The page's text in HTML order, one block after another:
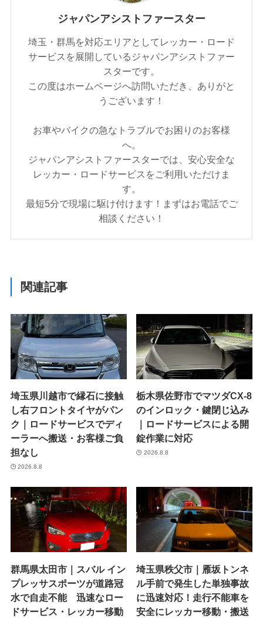
ジャパンアシストファースター
埼玉・群馬を対応エリアとしてレッカー・ロード
サービスを展開しているジャパンアシストファー
スターです。
この度はホームページへ訪問いただき、ありがと
うございます！
お車やバイクの急なトラブルでお困りのお客様
へ。
ジャパンアシストファースターでは、安心安全な
レッカー・ロードサービスをご利用いただけま
す。
最短5分で現場に駆け付けます！まずはお電話でご
相談ください！
関連記事
埼玉県川越市で縁石に接触
し右フロントタイヤがパン
ク｜ロードサービスでディ
ーラーへ搬送・お客様ご負
担なし
2026.8.8
栃木県佐野市でマツダCX-8
のインロック・鍵閉じ込み
｜ロードサービスによる開
錠作業に対応
2026.8.8
群馬県太田市｜スバル イン
プレッサスポーツが道路冠
水で自走不能 迅速なロー
ドサービス・レッカー移動
埼玉県秩父市｜雁坂トンネ
ル手前で発生した単独事故
に迅速対応！走行不能車を
安全にレッカー移動・搬送